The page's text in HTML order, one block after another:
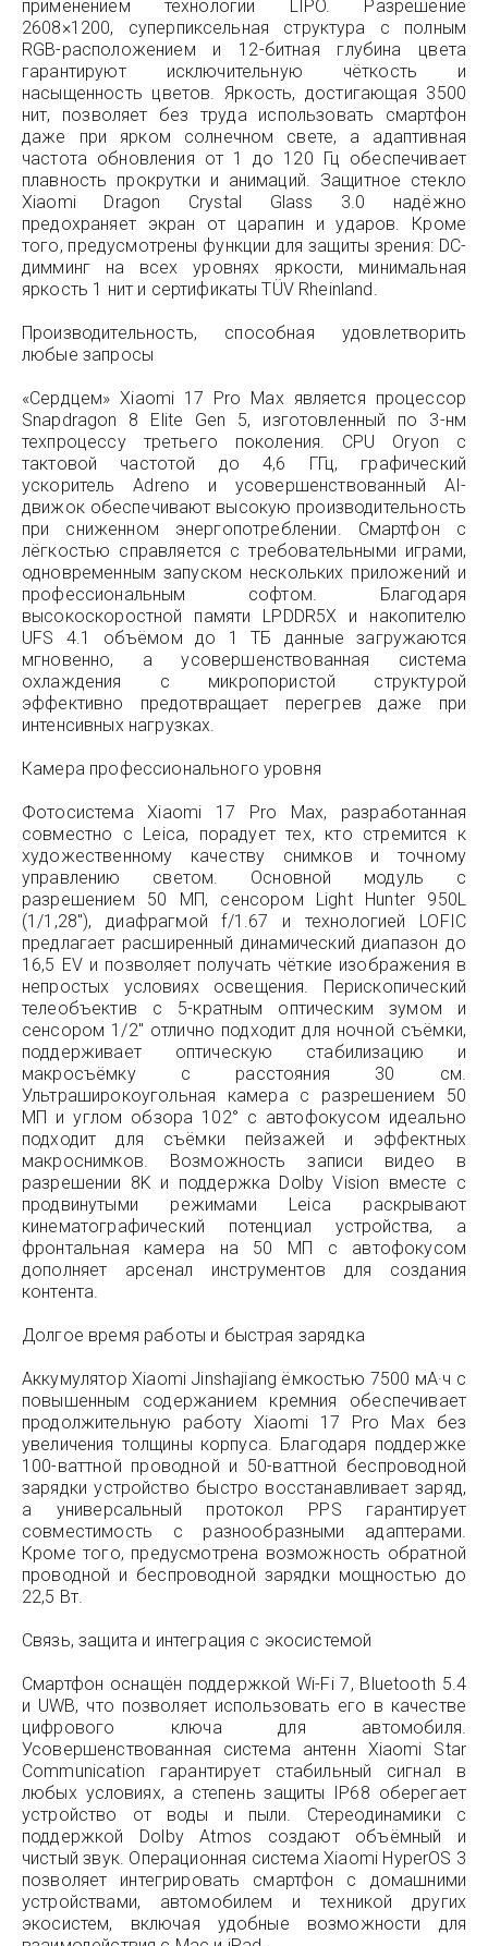
применением технологии LIPO. Разрешение
2608×1200, суперпиксельная структура с полным
RGB-расположением и 12-битная глубина цвета
гарантируют исключительную чёткость и
насыщенность цветов. Яркость, достигающая 3500
нит, позволяет без труда использовать смартфон
даже при ярком солнечном свете, а адаптивная
частота обновления от 1 до 120 Гц обеспечивает
плавность прокрутки и анимаций. Защитное стекло
Xiaomi Dragon Crystal Glass 3.0 надёжно
предохраняет экран от царапин и ударов. Кроме
того, предусмотрены функции для защиты зрения: DC-
димминг на всех уровнях яркости, минимальная
яркость 1 нит и сертификаты TÜV Rheinland.
Производительность, способная удовлетворить
любые запросы
«Сердцем» Xiaomi 17 Pro Max является процессор
Snapdragon 8 Elite Gen 5, изготовленный по 3-нм
техпроцессу третьего поколения. CPU Oryon с
тактовой частотой до 4,6 ГГц, графический
ускоритель Adreno и усовершенствованный AI-
движок обеспечивают высокую производительность
при сниженном энергопотреблении. Смартфон с
лёгкостью справляется с требовательными играми,
одновременным запуском нескольких приложений и
профессиональным софтом. Благодаря
высокоскоростной памяти LPDDR5X и накопителю
UFS 4.1 объёмом до 1 ТБ данные загружаются
мгновенно, а усовершенствованная система
охлаждения с микропористой структурой
эффективно предотвращает перегрев даже при
интенсивных нагрузках.
Камера профессионального уровня
Фотосистема Xiaomi 17 Pro Max, разработанная
совместно с Leica, порадует тех, кто стремится к
художественному качеству снимков и точному
управлению светом. Основной модуль с
разрешением 50 МП, сенсором Light Hunter 950L
(1/1,28″), диафрагмой f/1.67 и технологией LOFIC
предлагает расширенный динамический диапазон до
16,5 EV и позволяет получать чёткие изображения в
непростых условиях освещения. Перископический
телеобъектив с 5-кратным оптическим зумом и
сенсором 1/2″ отлично подходит для ночной съёмки,
поддерживает оптическую стабилизацию и
макросъёмку с расстояния 30 см.
Ультраширокоугольная камера с разрешением 50
МП и углом обзора 102° с автофокусом идеально
подходит для съёмки пейзажей и эффектных
макроснимков. Возможность записи видео в
разрешении 8K и поддержка Dolby Vision вместе с
продвинутыми режимами Leica раскрывают
кинематографический потенциал устройства, а
фронтальная камера на 50 МП с автофокусом
дополняет арсенал инструментов для создания
контента.
Долгое время работы и быстрая зарядка
Аккумулятор Xiaomi Jinshajiang ёмкостью 7500 мА·ч с
повышенным содержанием кремния обеспечивает
продолжительную работу Xiaomi 17 Pro Max без
увеличения толщины корпуса. Благодаря поддержке
100-ваттной проводной и 50-ваттной беспроводной
зарядки устройство быстро восстанавливает заряд,
а универсальный протокол PPS гарантирует
совместимость с разнообразными адаптерами.
Кроме того, предусмотрена возможность обратной
проводной и беспроводной зарядки мощностью до
22,5 Вт.
Связь, защита и интеграция с экосистемой
Смартфон оснащён поддержкой Wi-Fi 7, Bluetooth 5.4
и UWB, что позволяет использовать его в качестве
цифрового ключа для автомобиля.
Усовершенствованная система антенн Xiaomi Star
Communication гарантирует стабильный сигнал в
любых условиях, а степень защиты IP68 оберегает
устройство от воды и пыли. Стереодинамики с
поддержкой Dolby Atmos создают объёмный и
чистый звук. Операционная система Xiaomi HyperOS 3
позволяет интегрировать смартфон с домашними
устройствами, автомобилем и техникой других
экосистем, включая удобные возможности для